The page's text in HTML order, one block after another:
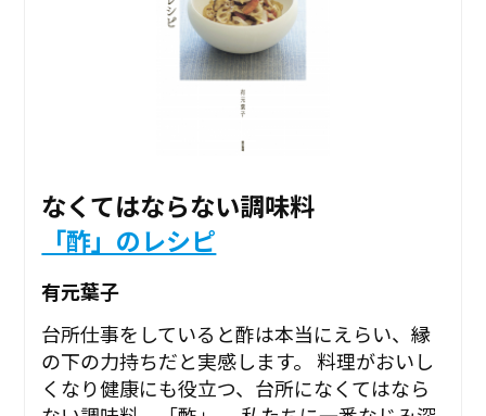
なくてはならない調味料
「酢」のレシピ
有元葉子
台所仕事をしていると酢は本当にえらい、縁
の下の力持ちだと実感します。 料理がおいし
くなり健康にも役立つ、台所になくてはなら